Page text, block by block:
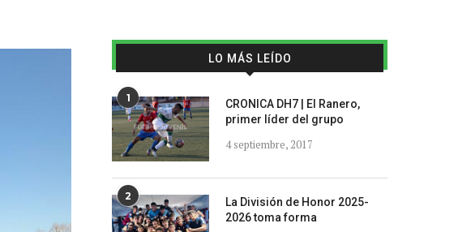
LO MÁS LEÍDO
1
CRONICA DH7 | El Ranero,
primer líder del grupo
4 septiembre, 2017
2
La División de Honor 2025-
2026 toma forma